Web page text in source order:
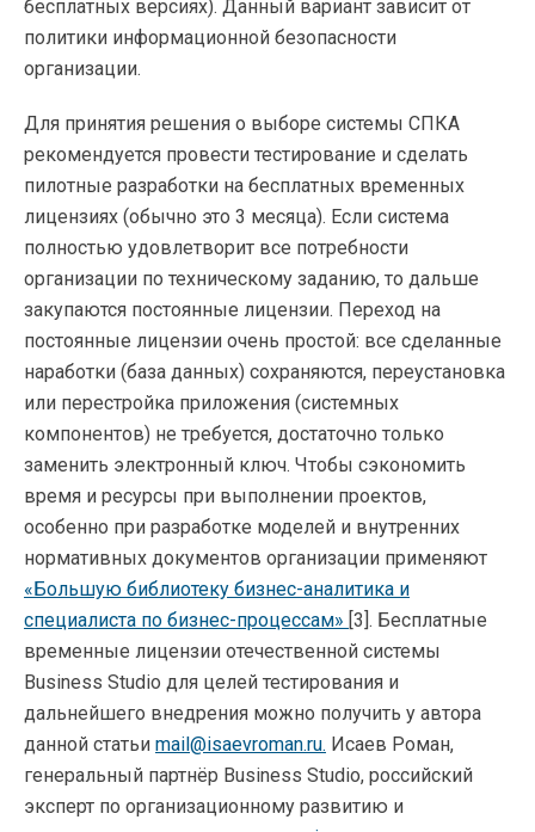
бесплатных версиях). Данный вариант зависит от
политики информационной безопасности
организации.
Для принятия решения о выборе системы СПКА
рекомендуется провести тестирование и сделать
пилотные разработки на бесплатных временных
лицензиях (обычно это 3 месяца). Если система
полностью удовлетворит все потребности
организации по техническому заданию, то дальше
закупаются постоянные лицензии. Переход на
постоянные лицензии очень простой: все сделанные
наработки (база данных) сохраняются, переустановка
или перестройка приложения (системных
компонентов) не требуется, достаточно только
заменить электронный ключ. Чтобы сэкономить
время и ресурсы при выполнении проектов,
особенно при разработке моделей и внутренних
нормативных документов организации применяют
«Большую библиотеку бизнес-аналитика и
специалиста по бизнес-процессам» [3]. Бесплатные
временные лицензии отечественной системы
Business Studio для целей тестирования и
дальнейшего внедрения можно получить у автора
данной статьи mail@isaevroman.ru. Исаев Роман,
генеральный партнёр Business Studio, российский
эксперт по организационному развитию и